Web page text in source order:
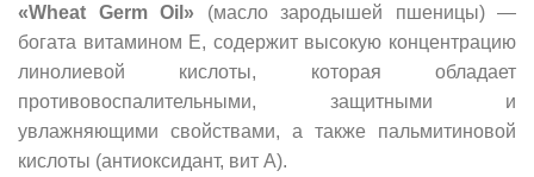
«Wheat Germ Oil» (масло зародышей пшеницы) —
богата витамином Е, содержит высокую концентрацию
линолиевой кислоты, которая обладает
противовоспалительными, защитными и
увлажняющими свойствами, а также пальмитиновой
кислоты (антиоксидант, вит А).